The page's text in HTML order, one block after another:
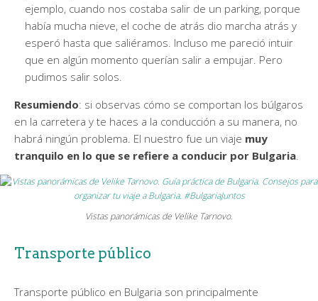
ejemplo, cuando nos costaba salir de un parking, porque
había mucha nieve, el coche de atrás dio marcha atrás y
esperó hasta que saliéramos. Incluso me pareció intuir
que en algún momento querían salir a empujar. Pero
pudimos salir solos.
Resumiendo: si observas cómo se comportan los búlgaros
en la carretera y te haces a la conducción a su manera, no
habrá ningún problema. El nuestro fue un viaje muy
tranquilo en lo que se refiere a conducir por Bulgaria
Vistas panorámicas de Velike Tarnovo.
Transporte público
Transporte público en Bulgaria son principalmente